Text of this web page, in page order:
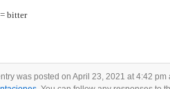
bitter
was posted on April 23, 2021 at 4:42